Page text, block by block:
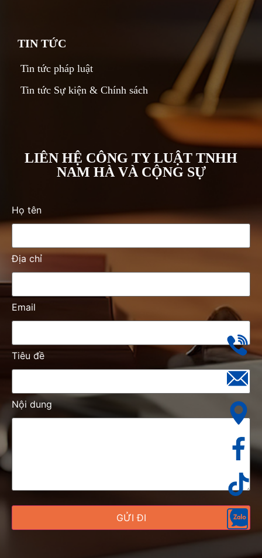
TIN TỨC
Tin tức pháp luật
Tin tức Sự kiện & Chính sách
LIÊN HỆ CÔNG TY LUẬT TNHH
NAM HÀ VÀ CỘNG SỰ
Họ tên
Địa chỉ
Email
Tiêu đề
Nội dung